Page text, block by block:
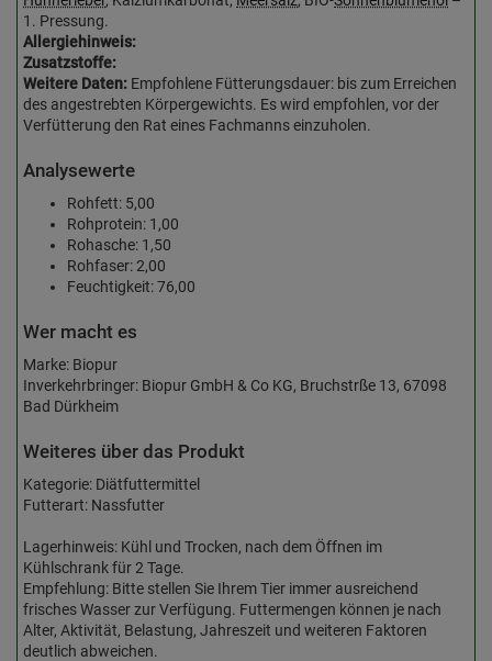
1. Pressung.
Allergiehinweis:
Zusatzstoffe:
Weitere Daten: Empfohlene Fütterungsdauer: bis zum Erreichen
des angestrebten Körpergewichts. Es wird empfohlen, vor der
Verfütterung den Rat eines Fachmanns einzuholen.
Analysewerte
Rohfett: 5,00
Rohprotein: 1,00
Rohasche: 1,50
Rohfaser: 2,00
Feuchtigkeit: 76,00
Wer macht es
Marke: Biopur
Inverkehrbringer: Biopur GmbH & Co KG, Bruchstrße 13, 67098
Bad Dürkheim
Weiteres über das Produkt
Kategorie: Diätfuttermittel
Futterart: Nassfutter
Lagerhinweis: Kühl und Trocken, nach dem Öffnen im
Kühlschrank für 2 Tage.
Empfehlung: Bitte stellen Sie Ihrem Tier immer ausreichend
frisches Wasser zur Verfügung. Futtermengen können je nach
Alter, Aktivität, Belastung, Jahreszeit und weiteren Faktoren
deutlich abweichen.